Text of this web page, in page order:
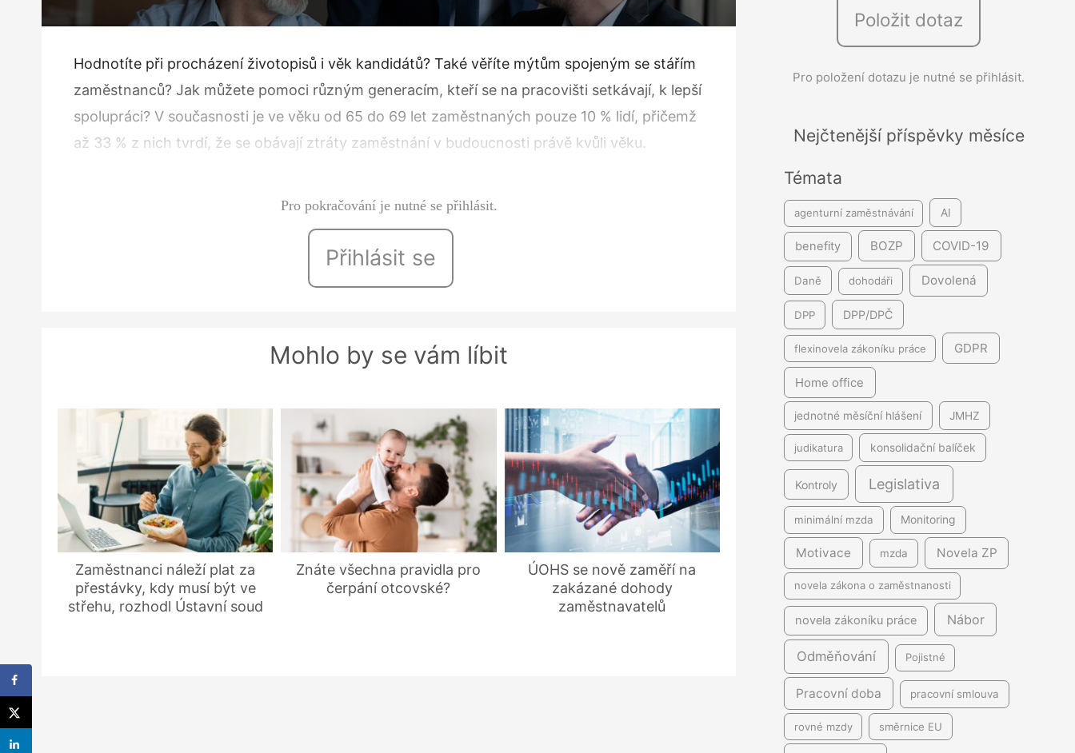
Hodnotíte při procházení životopisů i věk kandidátů? Také věříte mýtům spojeným se stářím
zaměstnanců? Jak můžete pomoci různým generacím, kteří se na pracovi­šti setkávají, k lepší
spolupráci? V současnosti je ve věku od 65 do 69 let zaměstnaných pouze 10 % lidí, přičemž
až 33 % z nich tvrdí, že se obávají ztráty zaměstnání v bu­doucnosti právě kvůli věku.
Pro pokračování je nutné se přihlásit.
Přihlásit se
Mohlo by se vám líbit
Zaměstnanci náleží plat za
přestávky, kdy musí být ve
střehu, rozhodl Ústavní soud
Znáte všechna pravidla pro
čerpání otcovské?
ÚOHS se nově zaměří na
zakázané dohody
zaměstnavatelů
Položit dotaz
Pro položení dotazu je nutné se přihlásit.
Nejčtenější příspěvky měsíce
Témata
agenturní zaměstnávání AI
benefity BOZP COVID-19
Daně dohodáři Dovolená
DPP DPP/DPČ
flexinovela zákoníku práce GDPR
Home office
jednotné měsíční hlášení JMHZ
judikatura konsolidační balíček
Kontroly Legislativa
minimální mzda Monitoring
Motivace mzda Novela ZP
novela zákona o zaměstnanosti
novela zákoníku práce Nábor
Odměňování Pojistné
Pracovní doba pracovní smlouva
rovné mzdy směrnice EU